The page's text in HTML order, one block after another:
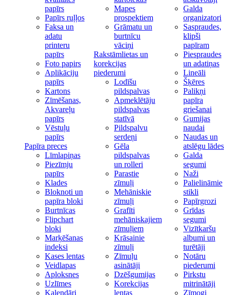
papīrs
Papīrs ruļļos
Faksa un
adatu
printeru
papīrs
Foto papirs
Aplikāciju
papīrs
Kartons
Zīmēšanas,
Akvareļu
papīrs
Vēstuļu
papīrs
Papīra preces
Līmlapiņas
Piezīmju
papīrs
Klades
Bloknoti un
papīra bloki
Burtnīcas
Flipchart
bloki
Marķēšanas
indeksi
Kases lentas
Veidlapas
Aploksnes
Uzlīmes
Kalendāri
Mapes
prospektiem
Grāmatu un
burtnīcu
vāciņi
Rakstāmlietas un
korekcijas
piederumi
Lodīšu
pildspalvas
Apmeklētāju
pildspalvas
statīvā
Pildspalvu
serdeņi
Gēla
pildspalvas
un rolleri
Parastie
zīmuļi
Mehāniskie
zīmuļi
Grafīti
mehāniskajiem
zīmuļiem
Krāsainie
zīmuļi
Zīmuļu
asinātāji
Dzēšgumijas
Korekcijas
lentas
Galda
organizatori
Saspraudes,
klipši
papīram
Piespraudes
un adatiņas
Lineāli
Šķēres
Palikņi
papīra
griešanai
Gumijas
naudai
Naudas un
atslēgu lādes
Galda
segumi
Naži
Palielināmie
stikli
Papīrgrozi
Grīdas
segumi
Vizītkaršu
albumi un
turētāji
Notāru
piederumi
Pirkstu
mitrinātāji
Zīmogi